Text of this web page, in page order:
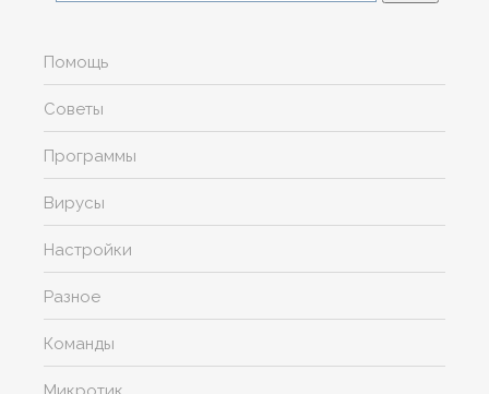
Помощь
Советы
Программы
Вирусы
Настройки
Разное
Команды